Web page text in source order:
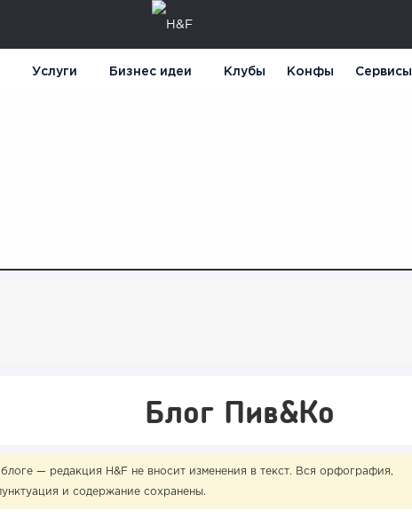
Услуги Бизнес идеи Клубы Конфы Сервисы
Блог Пив&Ко
— редакция H&F не вносит изменения в текст. Вся орфография,
и содержание сохранены.